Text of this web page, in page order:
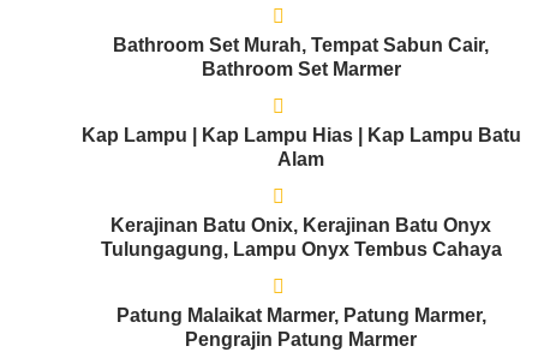
Bathroom Set Murah, Tempat Sabun Cair,
Bathroom Set Marmer
Kap Lampu | Kap Lampu Hias | Kap Lampu Batu
Alam
Kerajinan Batu Onix, Kerajinan Batu Onyx
Tulungagung, Lampu Onyx Tembus Cahaya
Patung Malaikat Marmer, Patung Marmer,
Pengrajin Patung Marmer